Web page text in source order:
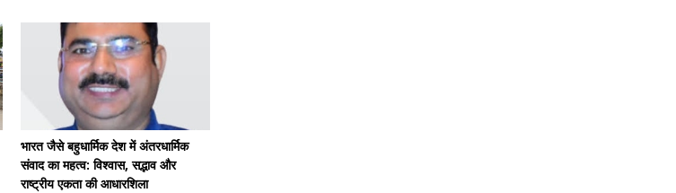
भारत जैसे बहुधार्मिक देश में अंतरधार्मिक
संवाद का महत्व: विश्वास, सद्भाव और
राष्ट्रीय एकता की आधारशिला